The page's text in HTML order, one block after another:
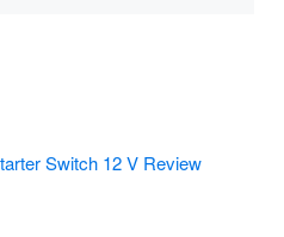
Switch 12 V Review